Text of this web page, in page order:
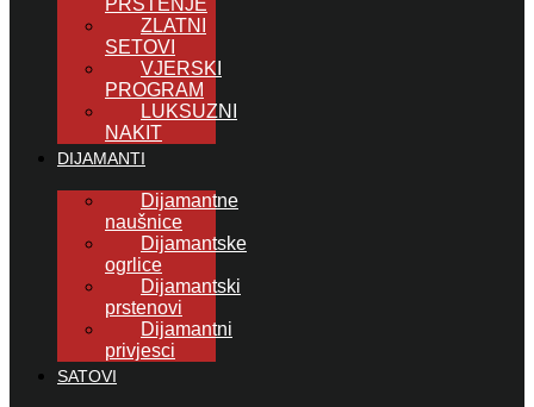
PRSTENJE
ZLATNI
SETOVI
VJERSKI
PROGRAM
LUKSUZNI
NAKIT
DIJAMANTI
Dijamantne
naušnice
Dijamantske
ogrlice
Dijamantski
prstenovi
Dijamantni
privjesci
SATOVI